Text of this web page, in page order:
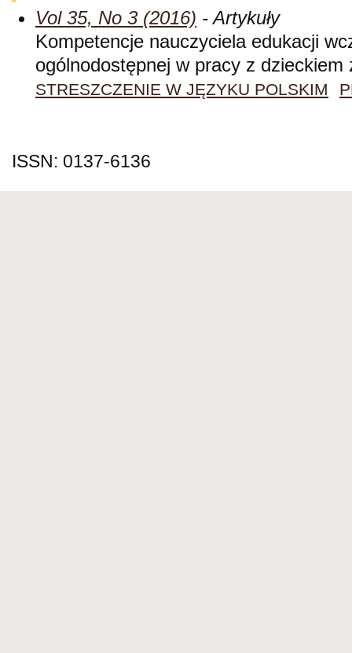
Vol 35, No 3 (2016) - Artykuły
Kompetencje nauczyciela edukacji
ogólnodostępnej w pracy z dzieckiem
STRESZCZENIE W JĘZYKU POLSKIM
ISSN: 0137-6136